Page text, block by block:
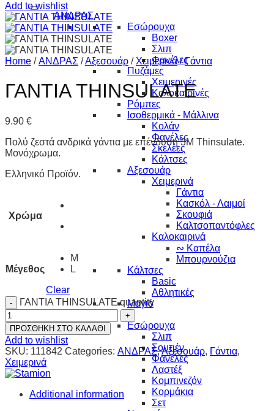
ΑΝΔΡΑΣ
Εσώρουχα
Boxer
Σλιπ
Φανέλες
Πυζάμες
Χειμερινές
Καλοκαιρινές
Ρόμπες
Ισοθερμικά - Μάλλινα
Κολάν
Φανέλες
Σκελέες
Κάλτσες
Αξεσουάρ
Χειμερινά
Γάντια
Κασκόλ - Λαιμοί
Σκουφιά
Καλτσοπαντόφλες
Καλοκαιρινά
∾ Καπέλα
Μπουρνούζια
Κάλτσες
Basic
Αθλητικές
Μαγιό
Εσώρουχα
Σλιπ
Σουτιέν
Φανέλες
Λαστέξ
Κομπινεζόν
Κορμάκια
Σετ
Add to wishlist
Home / ΑΝΔΡΑΣ /Αξεσουάρ / Χειμερινά / Γάντια
ΓΑΝΤΙΑ THINSULATE
9.90 €
Πολύ ζεστά ανδρικά γάντια με επένδυση 3Μ Thinsulate.
Μονόχρωμα.
Ελληνικό Προϊόν.
Χρώμα
Μέγεθος
M
L
Clear
ΓΑΝΤΙΑ THINSULATE quantity
ΠΡΟΣΘΗΚΗ ΣΤΟ ΚΑΛΑΘΙ
Add to wishlist
SKU: 111842 Categories: ΑΝΔΡΑΣ,Αξεσουάρ, Γάντια,
Χειμερινά
Additional information